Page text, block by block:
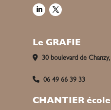
Le GRAFIE
30 boulevard de
06 49 66 39 33
CHANTIER